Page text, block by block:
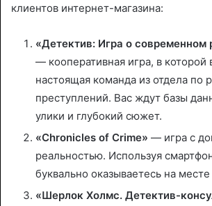
клиентов интернет-магазина:
«Детектив: Игра о современном
— кооперативная игра, в которой
настоящая команда из отдела по
преступлений. Вас ждут базы
улики и глубокий сюжет.
«Chronicles of Crime» — игра с
реальностью. Используя
буквально оказываетесь на
«Шерлок Холмс. Детектив-